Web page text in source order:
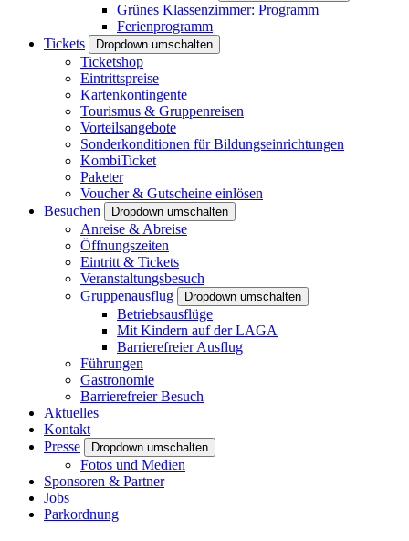
Grünes Klassenzimmer: Programm
Ferienprogramm
Tickets
Dropdown umschalten
Ticketshop
Eintrittspreise
Kartenkontingente
Tourismus & Gruppenreisen
Vorteilsangebote
Sonderkonditionen für Bildungseinrichtungen
KombiTicket
Paketer
Voucher & Gutscheine einlösen
Besuchen
Dropdown umschalten
Anreise & Abreise
Öffnungszeiten
Eintritt & Tickets
Veranstaltungsbesuch
Gruppenausflug
Dropdown umschalten
Betriebsausflüge
Mit Kindern auf der LAGA
Barrierefreier Ausflug
Führungen
Gastronomie
Barrierefreier Besuch
Aktuelles
Kontakt
Presse
Dropdown umschalten
Fotos und Medien
Sponsoren & Partner
Jobs
Parkordnung